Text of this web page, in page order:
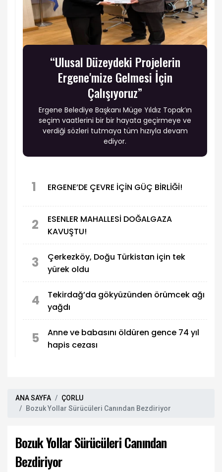
“Ulusal Düzeydeki Projelerin
Ergene'mize Gelmesi İçin
Çalışıyoruz”
Ergene Belediye Başkanı Müge Yıldız Topak’ın
seçim vaatlerini bir bir hayata geçirmeye ve
verdiği sözleri tutmaya tüm hızıyla devam
ediyor.
1 ERGENE’DE ÇEVRE İÇİN GÜÇ BİRLİĞİ!
2
ESENLER MAHALLESİ DOĞALGAZA
KAVUŞTU!
3
Çerkezköy, Doğu Türkistan için tek
yürek oldu
4
Tekirdağ’da gökyüzünden örümcek ağı
yağdı
5
Anne ve babasını öldüren gence 74 yıl
hapis cezası
ANA SAYFA
ÇORLU
Bozuk Yollar Sürücüleri Canından Bezdiriyor
Bozuk Yollar Sürücüleri Canından
Bezdiriyor